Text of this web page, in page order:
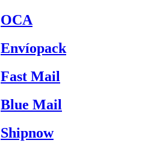
OCA
Envíopack
Fast Mail
Blue Mail
Shipnow